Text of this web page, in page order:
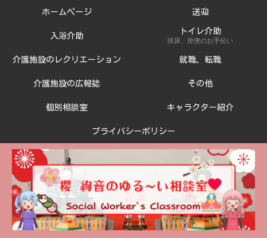
ホームページ 送迎
入浴介助
トイレ介助
排尿、排便のお手伝い
介護施設のレクリエーション 就職、転職
介護施設の広報誌 その他
個別相談室 キャラクター紹介
プライバシーポリシー